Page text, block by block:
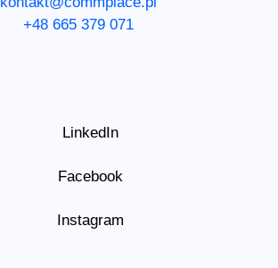
+48 665 379 071
LinkedIn
Facebook
Instagram